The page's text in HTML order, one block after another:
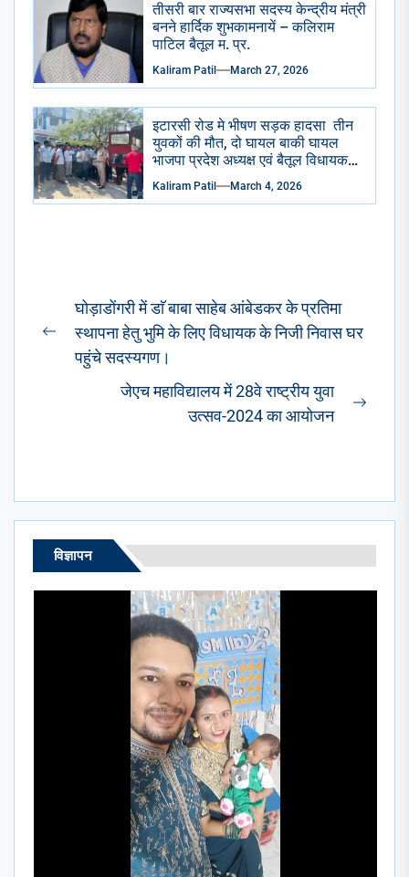
तीसरी बार राज्यसभा सदस्य केन्द्रीय मंत्री
बनने हार्दिक शुभकामनायें – कलिराम
पाटिल बैतूल म. प्र.
Kaliram Patil March 27, 2026
इटारसी रोड मे भीषण सड़क हादसा तीन
युवकों की मौत, दो घायल बाकी घायल
भाजपा प्रदेश अध्यक्ष एवं बैतूल विधायक
हेमंत खंडेलवाल ने जिला अस्पताल
पहुंचकर जताया शोक घायलों के समुचित
Kaliram Patil March 4, 2026
Post
navigation
Previous
घोड़ाडोंगरी में डाॅ बाबा साहेब आंबेडकर के प्रतिमा
स्थापना हेतु भुमि के लिए विधायक के निजी निवास घर
पहुंचे सदस्यगण।
जेएच महाविद्यालय में 28वे राष्ट्रीय युवा
उत्सव-2024 का आयोजन
विज्ञापन